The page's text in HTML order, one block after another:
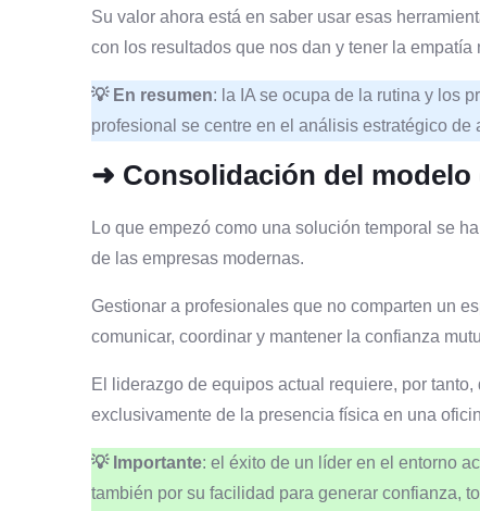
Su valor ahora está en saber usar esas
con los resultados que nos dan y tener la
💡 En resumen: la IA se ocupa de la rutina y los
profesional se centre en el análisis estratégico de
➜ Consolidación del
Lo que empezó como una solución temporal se
de las empresas modernas.
Gestionar a profesionales que no comparten un
comunicar, coordinar y mantener la confianza
El liderazgo de equipos actual requiere, por
exclusivamente de la presencia física en una
💡 Importante: el éxito de un líder en el entorno
también por su facilidad para generar confianza,